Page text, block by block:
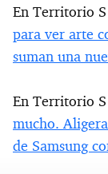
En Territorio
para ver arte
suman una
En Territorio
mucho.
de Samsung